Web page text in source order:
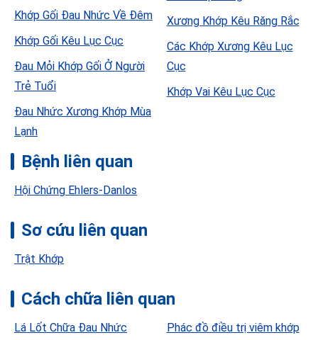
Khớp Gối Đau Nhức Về Đêm
Khớp Gối Kêu Lục Cục
Đau Mỏi Khớp Gối Ở Người
Trẻ Tuổi
Đau Nhức Xương Khớp Mùa
Lạnh
Xương Khớp Kêu Răng Rắc
Các Khớp Xương Kêu Lục
Cục
Khớp Vai Kêu Lục Cục
Bệnh liên quan
Hội Chứng Ehlers-Danlos
Sơ cứu liên quan
Trật Khớp
Cách chữa liên quan
Lá Lốt Chữa Đau Nhức
Phác đồ điều trị viêm khớp